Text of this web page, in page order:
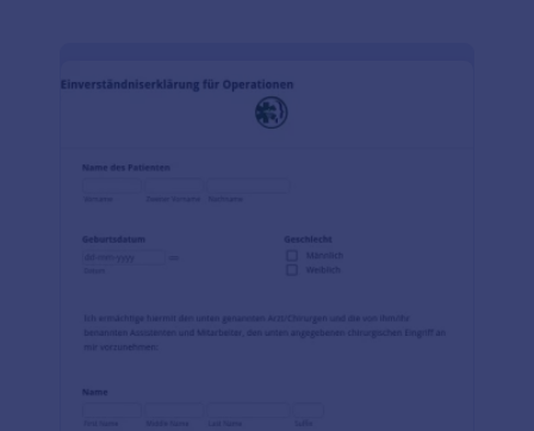
Antworten bearbeiten und archivieren und bei
Bedarf erforderliche Felder hinzufügen. Passen Sie
Tools und -Widgets weiter an. Binden Sie es